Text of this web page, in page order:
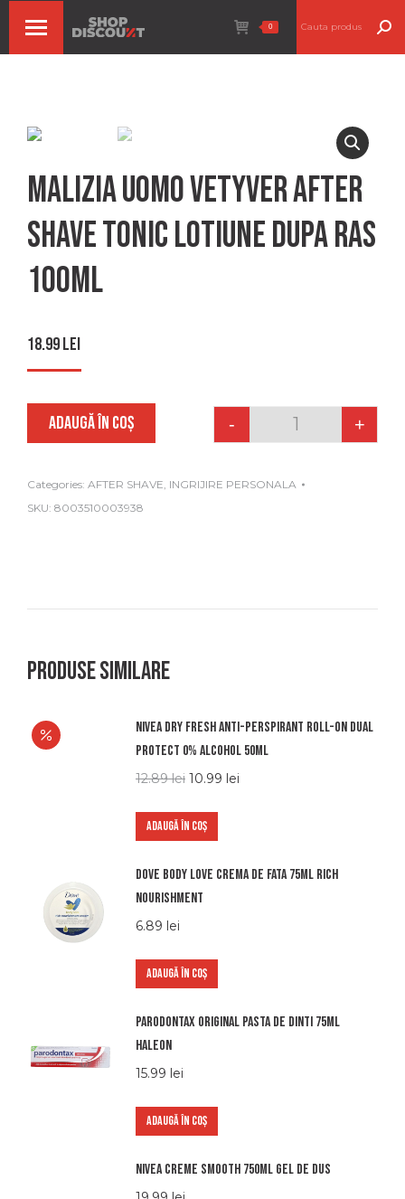
0
Malizia uomo vetyver after
shave tonic lotiune dupa ras
100ml
18.99lei
Quantity
- +
ADAUGĂ ÎN COȘ
Categories: AFTER SHAVE, INGRIJIRE PERSONALA
SKU: 8003510003938
Produse similare
Nivea dry fresh anti-perspirant roll-on dual
protect 0% alcohol 50ml
12.89lei 10.99 lei
ADAUGĂ ÎN COȘ
Dove body love crema de fata 75ml rich
nourishment
6.89 lei
ADAUGĂ ÎN COȘ
Parodontax original pasta de dinti 75ml
haleon
15.99 lei
ADAUGĂ ÎN COȘ
Nivea creme smooth 750ml gel de dus